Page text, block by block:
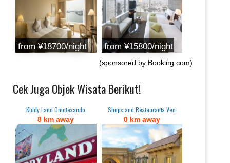
from ¥18700/night from ¥15800/night
(sponsored by Booking.com)
Cek Juga Objek Wisata Berikut!
Kiddy Land Omotesando
8 km away
Shops and Restaurants Ven
0 km away